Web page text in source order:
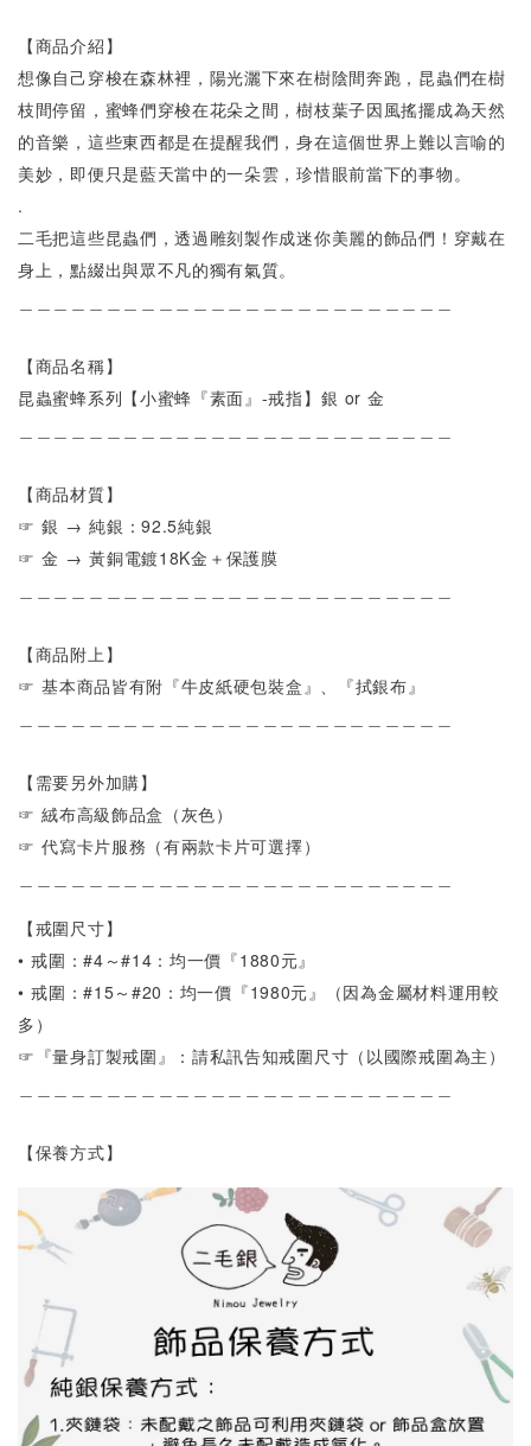
【商品介紹】
想像自己穿梭在森林裡，陽光灑下來在樹陰間奔跑，昆蟲們在樹
枝間停留，蜜蜂們穿梭在花朵之間，樹枝葉子因風搖擺成為天然
的音樂，這些東西都是在提醒我們，身在這個世界上難以言喻的
美妙，即便只是藍天當中的一朵雲，珍惜眼前當下的事物。
.
二毛把這些昆蟲們，透過雕刻製作成迷你美麗的飾品們！穿戴在
身上，點綴出與眾不凡的獨有氣質。
【商品名稱】
昆蟲蜜蜂系列【小蜜蜂『素面』-戒指】銀 or 金
【商品材質】
☞ 銀 → 純銀：92.5純銀
☞ 金 → 黃銅電鍍18K金＋保護膜
【商品附上】
☞ 基本商品皆有附『牛皮紙硬包裝盒』、『拭銀布』
【需要另外加購】
☞ 絨布高級飾品盒（灰色）
☞ 代寫卡片服務（有兩款卡片可選擇）
【戒圍尺寸】
• 戒圍：#4～#14：均一價『1880元』
• 戒圍：#15～#20：均一價『1980元』（因為金屬材料運用較
多）
☞『量身訂製戒圍』：請私訊告知戒圍尺寸（以國際戒圍為主）
【保養方式】